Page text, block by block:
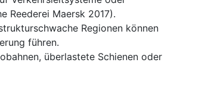
Reederei Maersk 2017).
Regionen können
führen.
überlastete Schienen oder